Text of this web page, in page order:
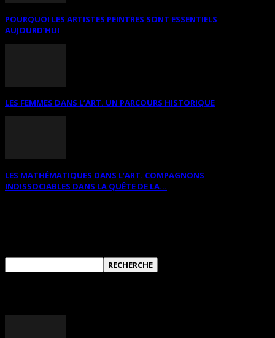
POURQUOI LES ARTISTES PEINTRES SONT ESSENTIELS
AUJOURD’HUI
LES FEMMES DANS L’ART. UN PARCOURS HISTORIQUE
LES MATHÉMATIQUES DANS L’ART. COMPAGNONS
INDISSOCIABLES DANS LA QUÊTE DE LA...